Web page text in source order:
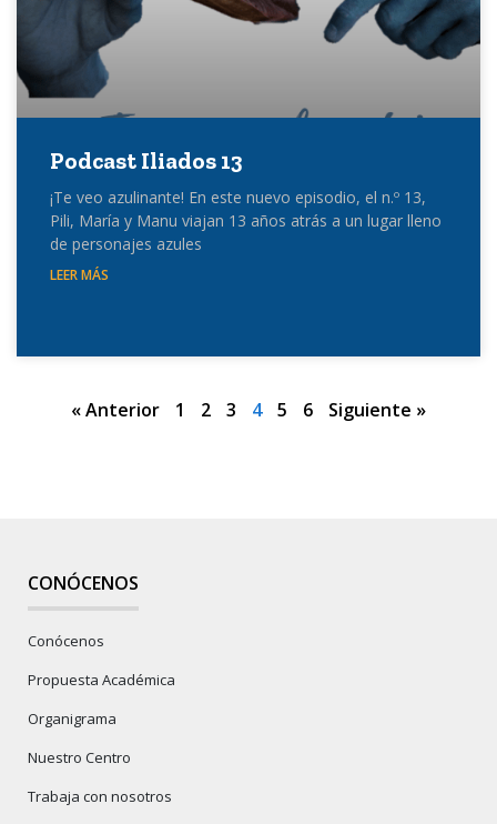
Podcast Iliados 13
¡Te veo azulinante! En este nuevo episodio, el n.º 13,
Pili, María y Manu viajan 13 años atrás a un lugar lleno
de personajes azules
LEER MÁS
« Anterior 1 2 3 4 5 6 Siguiente »
CONÓCENOS
Conócenos
Propuesta Académica
Organigrama
Nuestro Centro
Trabaja con nosotros